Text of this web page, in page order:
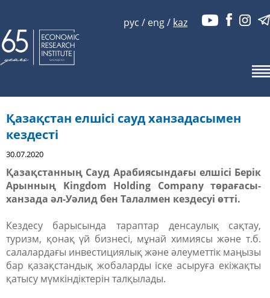
рус / eng/ kaz
Қазақстан елшісі сауд ханзадасымен
кездесті
30.07.2020
Қазақстанның Сауд Арабиясындағы елшісі Берік
Арынның Kingdom Holding Company төрағасы-
ханзада әл-Уәлид бен Талалмен кездесуі өтті.
Кездесу барысында тараптар денсаулық сақтау,
туризм, қонақ үй бизнесі, мұнай химиясы және т.б.
салалардағы инвестициялық және әлеуметтік маңызы
бар қазақстандық жобаларды іске асыруға екіжақты
қатысу мүмкіндіктерін талқылады.